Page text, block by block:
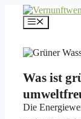
Inhalt
springen
Menü
Was ist
Die